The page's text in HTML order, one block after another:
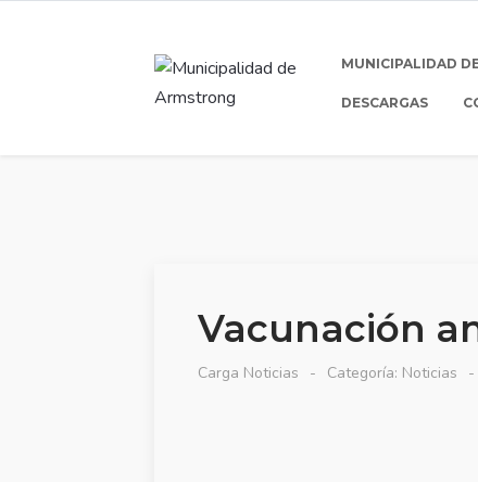
MUNICIPALIDAD
DESCARGAS
Vacunación
Carga Noticias Categoría: Noticias